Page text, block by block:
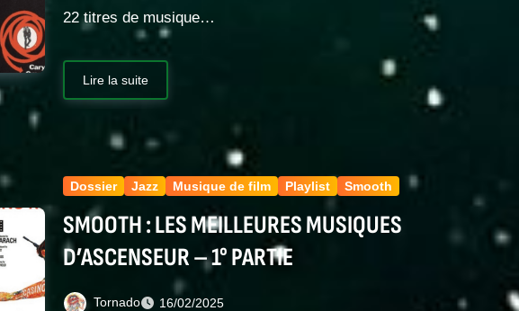
22 titres de musique…
Lire la suite
Dossier Jazz Musique de film Playlist Smooth
SMOOTH : LES MEILLEURES MUSIQUES
D’ASCENSEUR – 1° PARTIE
Tornado 16/02/2025